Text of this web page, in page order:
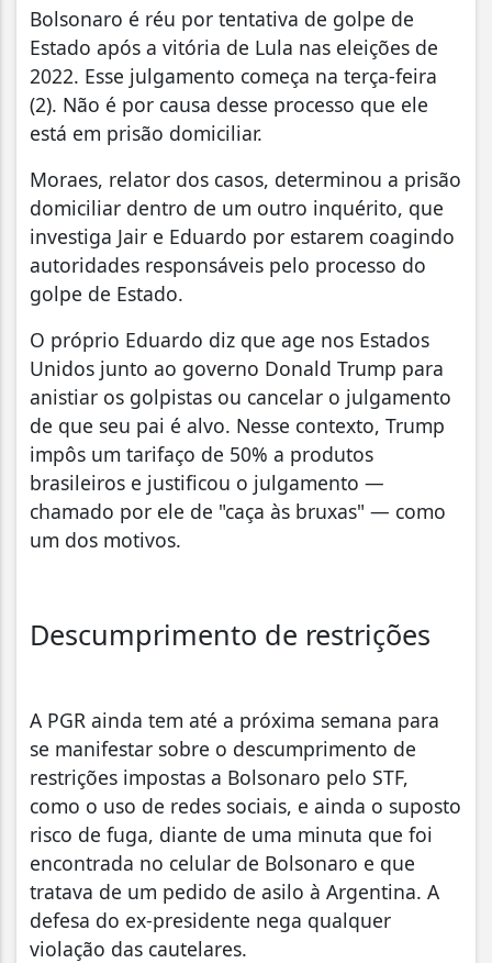
Bolsonaro é réu por tentativa de golpe de
Estado após a vitória de Lula nas eleições de
2022. Esse julgamento começa na terça-feira
(2). Não é por causa desse processo que ele
está em prisão domiciliar.
Moraes, relator dos casos, determinou a prisão
domiciliar dentro de um outro inquérito, que
investiga Jair e Eduardo por estarem coagindo
autoridades responsáveis pelo processo do
golpe de Estado.
O próprio Eduardo diz que age nos Estados
Unidos junto ao governo Donald Trump para
anistiar os golpistas ou cancelar o julgamento
de que seu pai é alvo. Nesse contexto, Trump
impôs um tarifaço de 50% a produtos
brasileiros e justificou o julgamento —
chamado por ele de "caça às bruxas" — como
um dos motivos.
Descumprimento de restrições
A PGR ainda tem até a próxima semana para
se manifestar sobre o descumprimento de
restrições impostas a Bolsonaro pelo STF,
como o uso de redes sociais, e ainda o suposto
risco de fuga, diante de uma minuta que foi
encontrada no celular de Bolsonaro e que
tratava de um pedido de asilo à Argentina. A
defesa do ex-presidente nega qualquer
violação das cautelares.